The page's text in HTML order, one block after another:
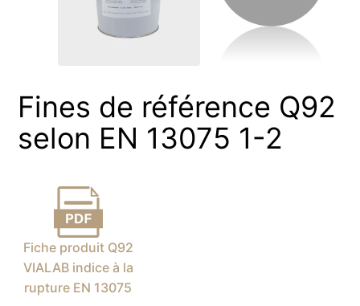
Fines de référence Q92
selon EN 13075 1-2
Fiche produit Q92
VIALAB indice à la
rupture EN 13075